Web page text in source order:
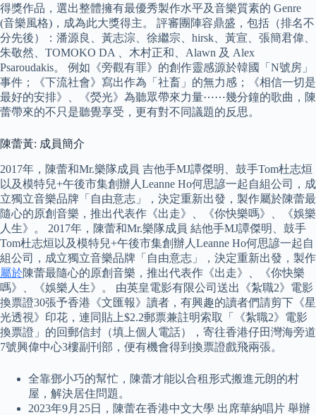
得獎作品，選出整體擁有最優秀製作水平及音樂質素的 Genre
(音樂風格)，成為此大獎得主。 評審團陣容鼎盛，包括（排名不
分先後）：潘源良、黃志淙、徐繼宗、hirsk、黃宣、張簡君偉、
朱敬然、TOMOKO DA 、木村正和、Alawn 及 Alex
Psaroudakis。 例如《旁觀有罪》的創作靈感源於韓國「N號房」
事件；《下流社會》寫出作為「社畜」的無力感；《相信一切是
最好的安排》、《熒光》為聽眾帶來力量⋯⋯幾分鐘的歌曲，陳
蕾帶來的不只是聽覺享受，更有對不同議題的反思。
陳蕾黃: 成員簡介
2017年，陳蕾和Mr.樂隊成員 吉他手MJ譚傑明、鼓手Tom杜志烜
以及模特兒+午後市集創辦人Leanne Ho何思諺一起自組公司，成
立獨立音樂品牌「自由意志」，決定重新出發，製作屬於陳蕾最
隨心的原創音樂，推出代表作《出走》、《你快樂嗎》、《娛樂
人生》。 2017年，陳蕾和Mr.樂隊成員 結他手MJ譚傑明、鼓手
Tom杜志烜以及模特兒+午後市集創辦人Leanne Ho何思諺一起自
組公司，成立獨立音樂品牌「自由意志」，決定重新出發，製作
屬於陳蕾最隨心的原創音樂，推出代表作《出走》、《你快樂
嗎》、《娛樂人生》。 由英皇電影有限公司送出《紮職2》電影
換票證30張予香港《文匯報》讀者，有興趣的讀者們請剪下《星
光透視》印花，連同貼上$2.2郵票兼註明索取「《紮職2》電影
換票證」的回郵信封（填上個人電話），寄往香港仔田灣海旁道
7號興偉中心3樓副刊部，便有機會得到換票證戲飛兩張。
全靠鄧小巧的幫忙，陳蕾才能以合租形式搬進元朗的村
屋，解決居住問題。
2023年9月25日，陳蕾在香港中文大學 出席華納唱片 舉辦